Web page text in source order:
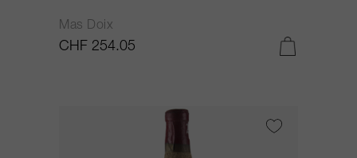
Mas Doix
CHF 254.05